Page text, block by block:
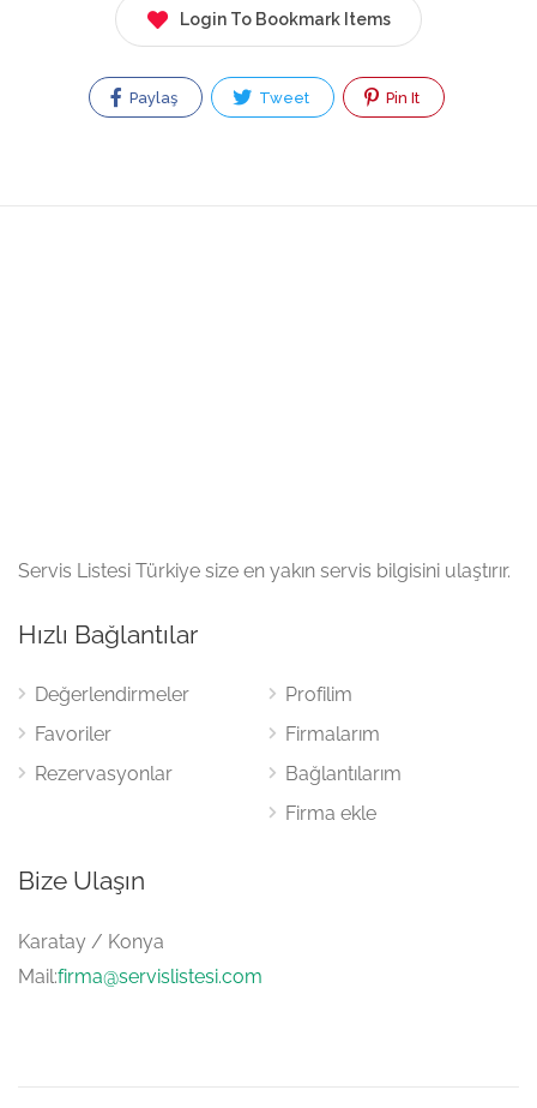
Login To Bookmark Items
Paylaş Tweet Pin It
Servis Listesi Türkiye size en yakın servis bilgisini ulaştırır.
Hızlı Bağlantılar
Değerlendirmeler
Favoriler
Rezervasyonlar
Profilim
Firmalarım
Bağlantılarım
Firma ekle
Bize Ulaşın
Karatay / Konya
Mail:firma@servislistesi.com